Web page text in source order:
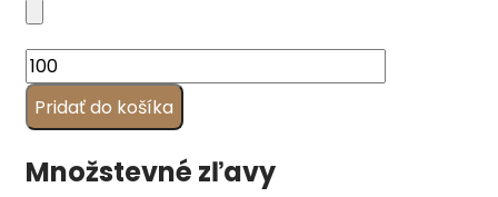
množstvo
Čokoláda
logom
"ALMA"
(5
Pridať do košíka
Množstevné zľavy